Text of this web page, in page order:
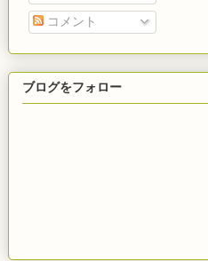
コメント
ブログをフォロー